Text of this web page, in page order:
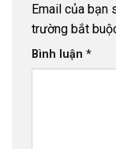
Email của bạn
trường bắt
Bình luận *